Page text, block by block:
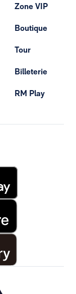
Zone VIP
Boutique
Tour
Billeterie
RM Play